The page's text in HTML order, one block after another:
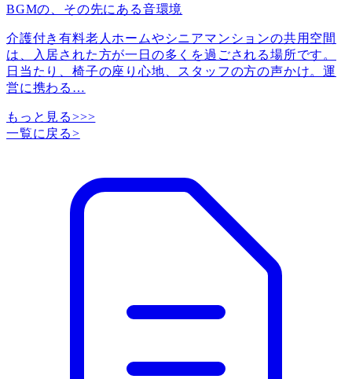
BGMの、その先にある音環境
介護付き有料老人ホームやシニアマンションの共用空間
は、入居された方が一日の多くを過ごされる場所です。
日当たり、椅子の座り心地、スタッフの方の声かけ。運
営に携わる …
もっと見る>>>
一覧に戻る>